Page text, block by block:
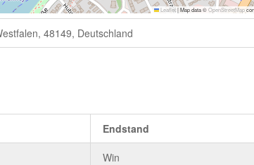
Leaflet |Map data ©OpenStreetMap
48149, Deutschland
Endstand
Win